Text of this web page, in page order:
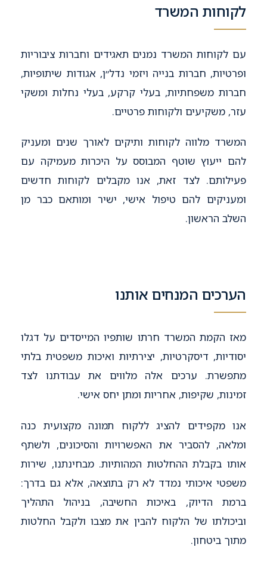
לקוחות המשרד
עם לקוחות המשרד נמנים תאגידים וחברות ציבוריות
ופרטיות, חברות בנייה ויזמי נדל״ן, אגודות שיתופיות,
חברות משפחתיות, בעלי קרקע, בעלי נחלות ומשקי
עזר, משקיעים ולקוחות פרטיים.
המשרד מלווה לקוחות ותיקים לאורך שנים ומעניק
להם ייעוץ שוטף המבוסס על היכרות מעמיקה עם
פעילותם. לצד זאת, אנו מקבלים לקוחות חדשים
ומעניקים להם טיפול אישי, ישיר ומותאם כבר מן
השלב הראשון.
הערכים המנחים אותנו
מאז הקמת המשרד חרתו שותפיו המייסדים על דגלו
יסודיות, דיסקרטיות, יצירתיות ואיכות משפטית בלתי
מתפשרת. ערכים אלה מלווים את עבודתנו לצד
זמינות, שקיפות, אחריות ומתן יחס אישי.
אנו מקפידים להציג ללקוח תמונה מקצועית כנה
ומלאה, להסביר את האפשרויות והסיכונים, ולשתף
אותו בקבלת ההחלטות המהותיות. מבחינתנו, שירות
משפטי איכותי נמדד לא רק בתוצאה, אלא גם בדרך:
ברמת הדיוק, באיכות החשיבה, בניהול התהליך
וביכולתו של הלקוח להבין את מצבו ולקבל החלטות
מתוך ביטחון.